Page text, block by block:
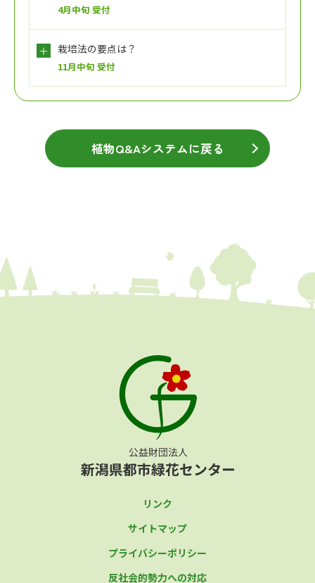
4月中旬 受付
栽培法の要点は？
11月中旬 受付
植物Q&Aシステムに戻る
リンク
サイトマップ
プライバシーポリシー
反社会的勢力への対応